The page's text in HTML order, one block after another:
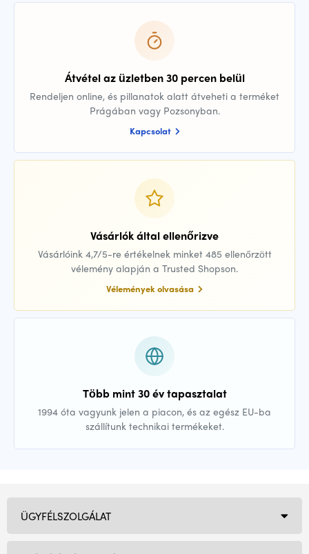
Átvétel az üzletben 30 percen belül
Rendeljen online, és pillanatok alatt átveheti a terméket
Prágában vagy Pozsonyban.
Kapcsolat
Vásárlók által ellenőrizve
Vásárlóink 4,7/5-re értékelnek minket 485 ellenőrzött
vélemény alapján a Trusted Shopson.
Vélemények olvasása
Több mint 30 év tapasztalat
1994 óta vagyunk jelen a piacon, és az egész EU-ba
szállítunk technikai termékeket.
ÜGYFÉLSZOLGÁLAT